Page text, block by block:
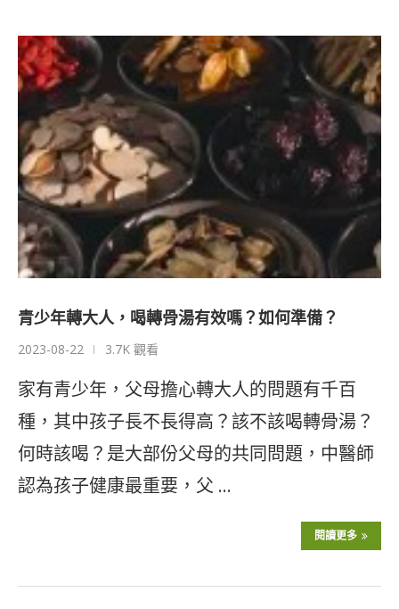
青少年轉大人，喝轉骨湯有效嗎？如何準備？
2023-08-22 3.7K 觀看
家有青少年，父母擔心轉大人的問題有千百
種，其中孩子長不長得高？該不該喝轉骨湯？
何時該喝？是大部份父母的共同問題，中醫師
認為孩子健康最重要，父 …
閱讀更多